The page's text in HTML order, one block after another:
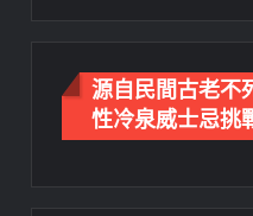
源自民間古老不
性冷泉威士忌挑